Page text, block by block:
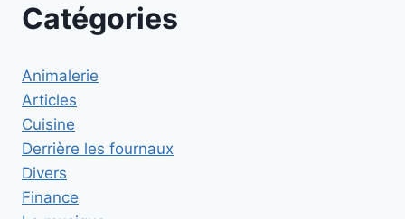
Catégories
Animalerie
Articles
Cuisine
Derrière les fournaux
Divers
Finance